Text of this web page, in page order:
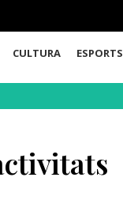
CULTURA ESPORTS